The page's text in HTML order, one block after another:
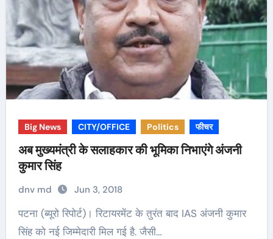
Big News CITY/OFFICE Politics फीचर
अब मुख्यमंत्री के सलाहकार की भूमिका निभाएंगे अंजनी
कुमार सिंह
dnv md Jun 3, 2018
पटना (ब्यूरो रिपोर्ट)। रिटायरमेंट के तुरंत बाद IAS अंजनी कुमार
सिंह को नई जिम्मेदारी मिल गई है. जैसी…